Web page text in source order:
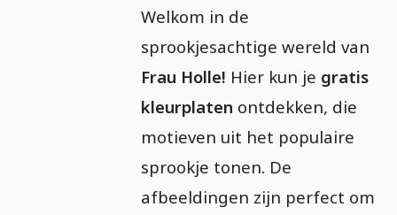
Welkom in de
sprookjesachtige wereld van
Frau Holle! Hier kun je gratis
kleurplaten ontdekken, die
motieven uit het populaire
sprookje tonen. De
afbeeldingen zijn perfect om